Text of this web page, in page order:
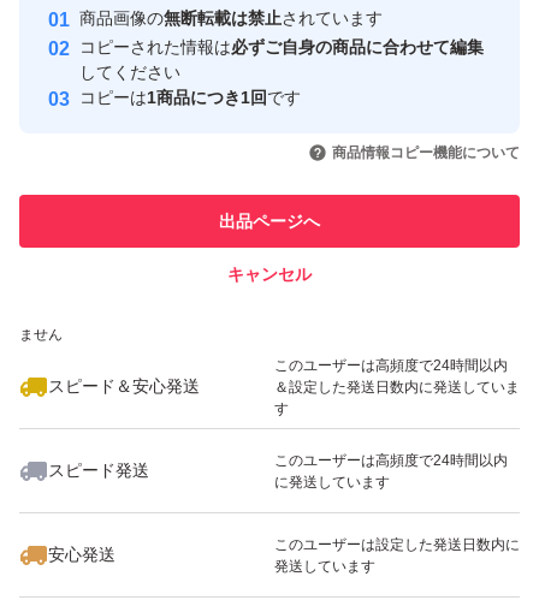
※ゆうパケットポストでの
発送で御座います！
小粒ですが、パンパンのお品物
なので、プチプチ袋発送は、
出来ないので、防水袋で、
ご購入宜しくお願い致します！
♪()♪
安心取引出品者
心・安全なユーザーです
取引実績
引を完了させた実績があります
での取引実績があります
ません
スピード＆安心発送
このユーザーは高頻度で24時間以内
＆設定した発送日数内に発送していま
す
スピード発送
このユーザーは高頻度で24時間以内
に発送しています
安心発送
このユーザーは設定した発送日数内に
発送しています
商品画像の無断転載は禁止されています
コピーされた情報は必ずご自身の商品に合わせて編集
してください
コピーは1商品につき1回です
商品情報コピー機能について
出品ページへ
キャンセル
いいね！
1,599